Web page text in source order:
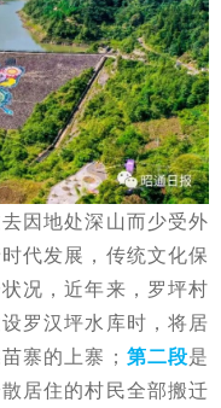
因地处深山而少受外
代发展，传统文化保
况，近年来，罗坪村
罗汉坪水库时，将居
寨的上寨； 第二段是
居住的村民全部搬迁